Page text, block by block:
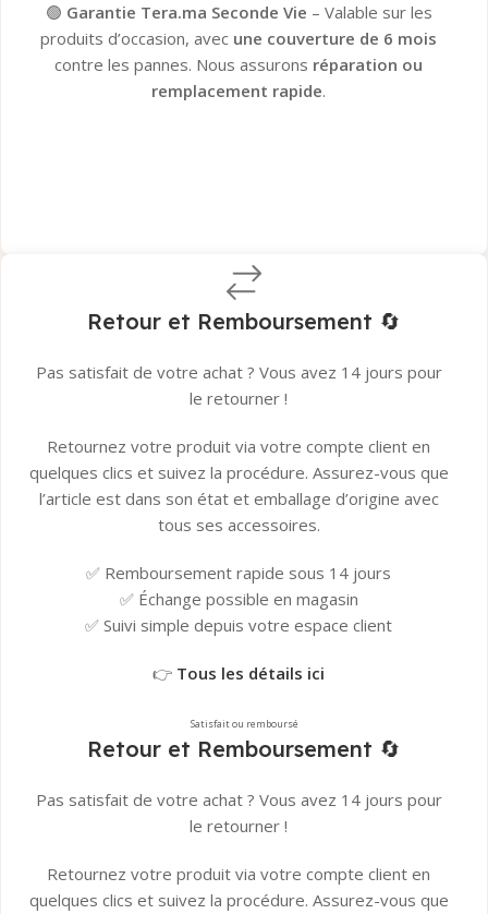
🟢 Garantie Tera.ma Seconde Vie – Valable sur les
produits d’occasion, avec une couverture de 6 mois
contre les pannes. Nous assurons réparation ou
remplacement rapide.
Tous les détails ici
Retour et Remboursement 🔄
Pas satisfait de votre achat ? Vous avez 14 jours pour
le retourner !
Retournez votre produit via votre compte client en
quelques clics et suivez la procédure. Assurez-vous que
l’article est dans son état et emballage d’origine avec
tous ses accessoires.
✅ Remboursement rapide sous 14 jours
✅ Échange possible en magasin
✅ Suivi simple depuis votre espace client
👉 Tous les détails ici
Satisfait ou remboursé
Retour et Remboursement 🔄
Pas satisfait de votre achat ? Vous avez 14 jours pour
le retourner !
Retournez votre produit via votre compte client en
quelques clics et suivez la procédure. Assurez-vous que